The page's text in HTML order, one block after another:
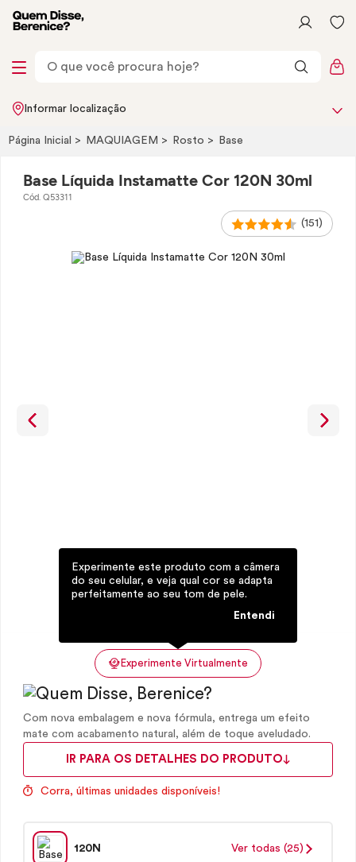
Informar localização
Página Inicial MAQUIAGEM Rosto Base
Base Líquida Instamatte Cor 120N 30ml
Cód. Q53311
(151)
Experimente Virtualmente
Experimente este produto com a câmera
do seu celular, e veja qual cor se adapta
perfeitamente ao seu tom de pele.
Entendi
Com nova embalagem e nova fórmula, entrega um efeito
mate com acabamento natural, além de toque aveludado.
IR PARA OS DETALHES DO PRODUTO
Corra, últimas unidades disponíveis!
120N Ver todas (25)